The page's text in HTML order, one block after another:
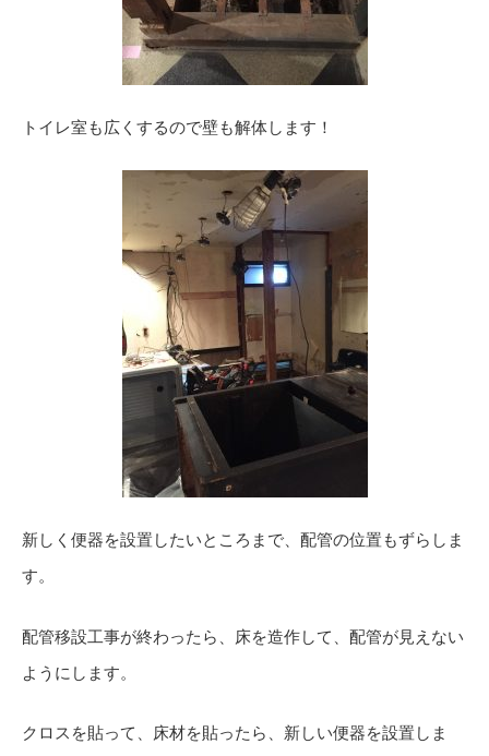
トイレ室も広くするので壁も解体します！
新しく便器を設置したいところまで、配管の位置もずらしま
す。
配管移設工事が終わったら、床を造作して、配管が見えない
ようにします。
クロスを貼って、床材を貼ったら、新しい便器を設置しま